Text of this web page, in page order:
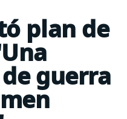
plan de
guerra